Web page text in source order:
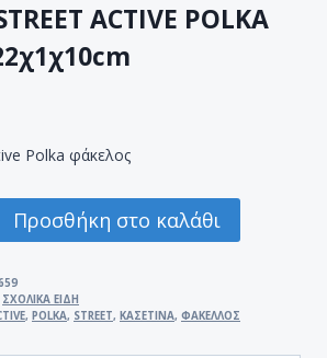
ACTIVE POLKA
Polka φάκελος
Προσθήκη στο καλάθι
ΣΧΟΛΙΚΑ ΕΙΔΗ
, POLKA, STREET, ΚΑΣΕΤΙΝΑ, ΦΑΚΕΛΛΟΣ